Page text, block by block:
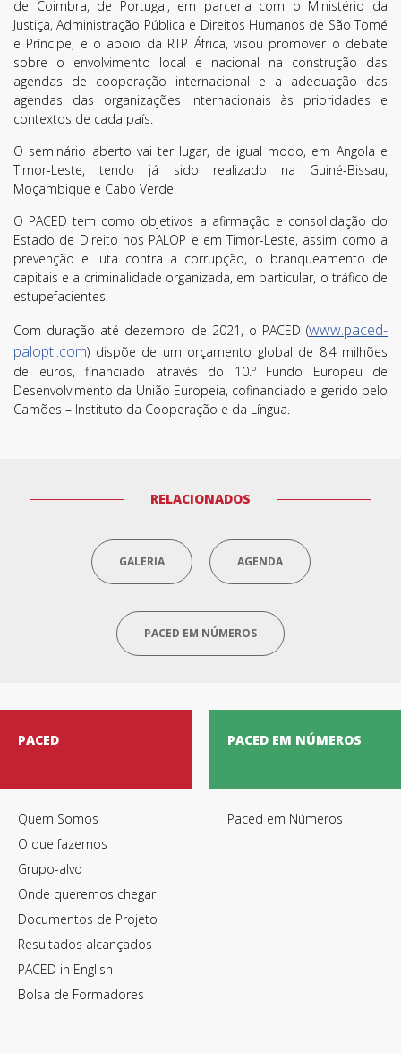
de Coimbra, de Portugal, em parceria com o Ministério da
Justiça, Administração Pública e Direitos Humanos de São Tomé
e Príncipe, e o apoio da RTP África, visou promover o debate
sobre o envolvimento local e nacional na construção das
agendas de cooperação internacional e a adequação das
agendas das organizações internacionais às prioridades e
contextos de cada país.
O seminário aberto vai ter lugar, de igual modo, em Angola e
Timor-Leste, tendo já sido realizado na Guiné-Bissau,
Moçambique e Cabo Verde.
O PACED tem como objetivos a afirmação e consolidação do
Estado de Direito nos PALOP e em Timor-Leste, assim como a
prevenção e luta contra a corrupção, o branqueamento de
capitais e a criminalidade organizada, em particular, o tráfico de
estupefacientes.
Com duração até dezembro de 2021, o PACED (www.paced-
paloptl.com) dispõe de um orçamento global de 8,4 milhões
de euros, financiado através do 10.º Fundo Europeu de
Desenvolvimento da União Europeia, cofinanciado e gerido pelo
Camões – Instituto da Cooperação e da Língua.
RELACIONADOS
GALERIA AGENDA
PACED EM NÚMEROS
PACED
Quem Somos
O que fazemos
Grupo-alvo
Onde queremos chegar
Documentos de Projeto
Resultados alcançados
PACED in English
Bolsa de Formadores
PACED EM NÚMEROS
Paced em Números